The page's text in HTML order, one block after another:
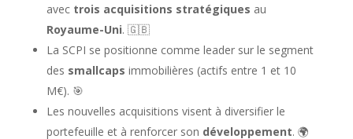
avec trois acquisitions stratégiques au
Royaume-Uni. 🇬🇧
La SCPI se positionne comme leader sur le segment
des smallcaps immobilières (actifs entre 1 et 10
M€). 🎯
Les nouvelles acquisitions visent à diversifier le
portefeuille et à renforcer son développement. 🌍